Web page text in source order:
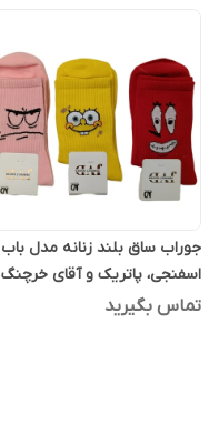
جوراب ساق بلند زنانه مدل باب
اسفنجی، پاتریک و آقای خرچنگ
مجموعه سه عددی
تماس بگیرید